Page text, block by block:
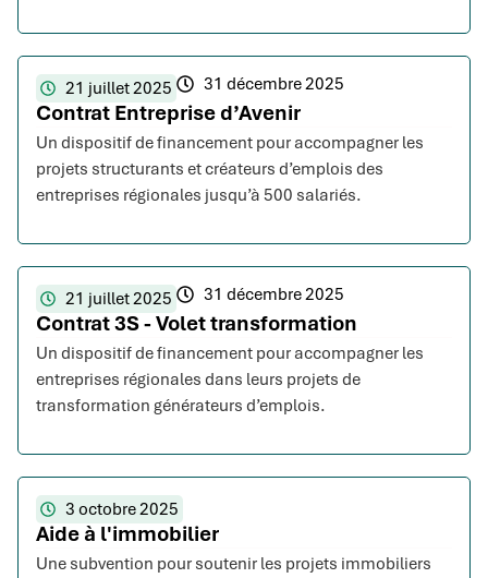
21 juillet 2025 31 décembre 2025
Contrat Entreprise d’Avenir
Un dispositif de financement pour accompagner les
projets structurants et créateurs d’emplois des
entreprises régionales jusqu’à 500 salariés.
21 juillet 2025 31 décembre 2025
Contrat 3S - Volet transformation
Un dispositif de financement pour accompagner les
entreprises régionales dans leurs projets de
transformation générateurs d’emplois.
3 octobre 2025
Aide à l'immobilier
Une subvention pour soutenir les projets immobiliers